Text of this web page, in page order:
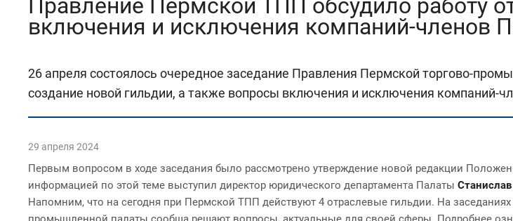
Правление Пермской ТПП обсудило работу
включения и исключения компаний-членов
26 апреля состоялось очередное заседание Правления Пермской торгово-
создание новой гильдии, а также вопросы включения и исключения компаний-
29 апреля 2024
Первым вопросом в ходе заседания было рассмотрено утверждение новой редакции
информацией по этой теме выступил директор юридического департамента Палаты
Напомним, что на сегодня при Пермской ТПП действуют 4 отраслевые гильдии. На